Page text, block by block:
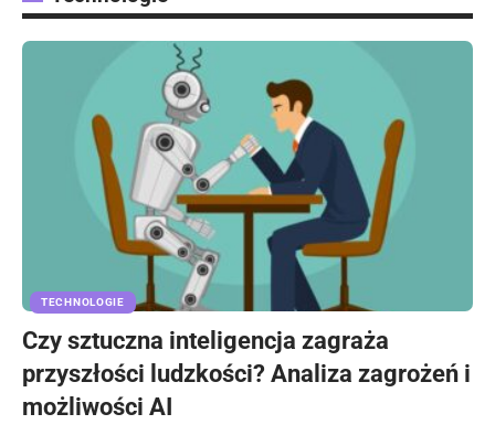
TECHNOLOGIE
Czy sztuczna inteligencja zagraża
przyszłości ludzkości? Analiza zagrożeń i
możliwości AI